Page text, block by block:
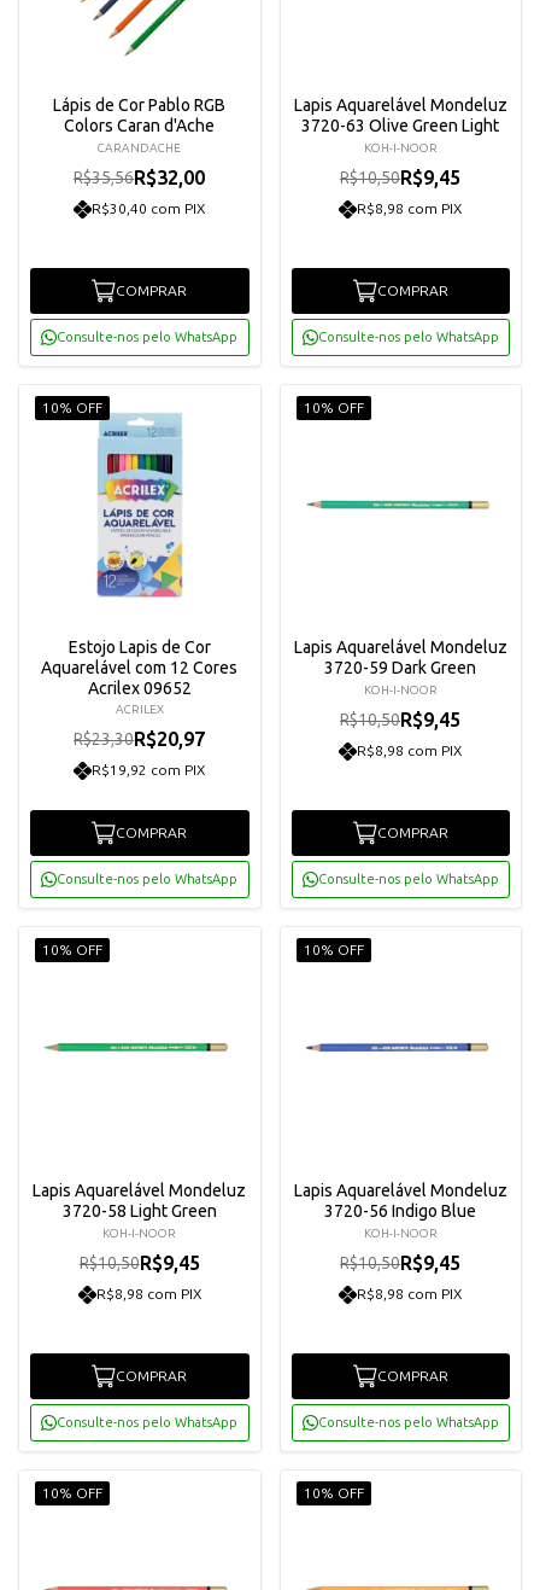
Lápis de Cor Pablo RGB
Colors Caran d'Ache
CARANDACHE
R$35,56R$32,00
R$30,40 com PIX
COMPRAR
Consulte-nos pelo WhatsApp
Lapis Aquarelável Mondeluz
3720-63 Olive Green Light
KOH-I-NOOR
R$10,50R$9,45
R$8,98 com PIX
COMPRAR
Consulte-nos pelo WhatsApp
10% OFF
Estojo Lapis de Cor
Aquarelável com 12 Cores
Acrilex 09652
ACRILEX
R$23,30R$20,97
R$19,92 com PIX
COMPRAR
Consulte-nos pelo WhatsApp
10% OFF
Lapis Aquarelável Mondeluz
3720-59 Dark Green
KOH-I-NOOR
R$10,50R$9,45
R$8,98 com PIX
COMPRAR
Consulte-nos pelo WhatsApp
10% OFF
Lapis Aquarelável Mondeluz
3720-58 Light Green
KOH-I-NOOR
R$10,50R$9,45
R$8,98 com PIX
COMPRAR
Consulte-nos pelo WhatsApp
10% OFF
Lapis Aquarelável Mondeluz
3720-56 Indigo Blue
KOH-I-NOOR
R$10,50R$9,45
R$8,98 com PIX
COMPRAR
Consulte-nos pelo WhatsApp
10% OFF 10% OFF